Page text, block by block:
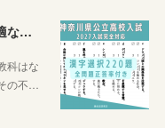
神奈川県公立高校入試の漢字学習に最適な教材を紹介します！
科はな
の不…